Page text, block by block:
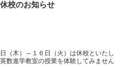
休校のお知らせ